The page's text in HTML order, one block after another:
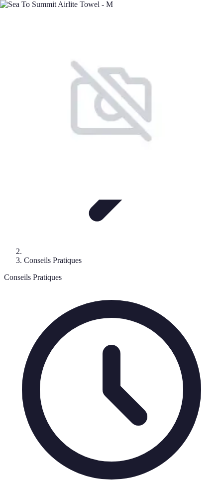
Minimalisme Voyage
Conseils Pratiques
Conseils Pratiques